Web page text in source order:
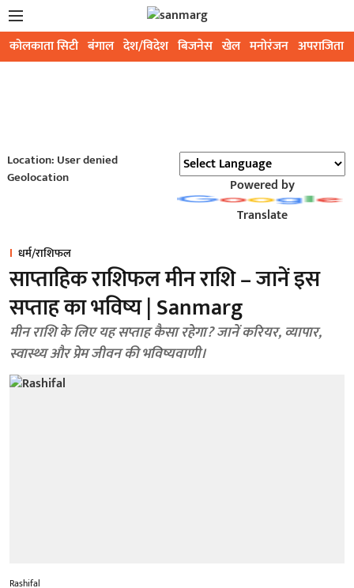
कोलकाता सिटी बंगाल देश/विदेश बिजनेस खेल मनोरंजन अपराजिता
Location: User denied
Geolocation
Powered by
Translate
धर्म/राशिफल
साप्ताहिक राशिफल मीन राशि – जानें इस
सप्ताह का भविष्य | Sanmarg
मीन राशि के लिए यह सप्ताह कैसा रहेगा? जानें करियर, व्यापार,
स्वास्थ्य और प्रेम जीवन की भविष्यवाणी।
Rashifal